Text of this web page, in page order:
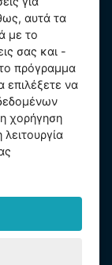
Δικαστήριο της
ΑΦΜ
αυτά τα
με το
σας και -
πρόγραμμα
επιλέξετε να
χορήγηση